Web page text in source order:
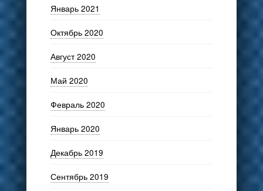
Январь 2021
Октябрь 2020
Август 2020
Май 2020
Февраль 2020
Январь 2020
Декабрь 2019
Сентябрь 2019